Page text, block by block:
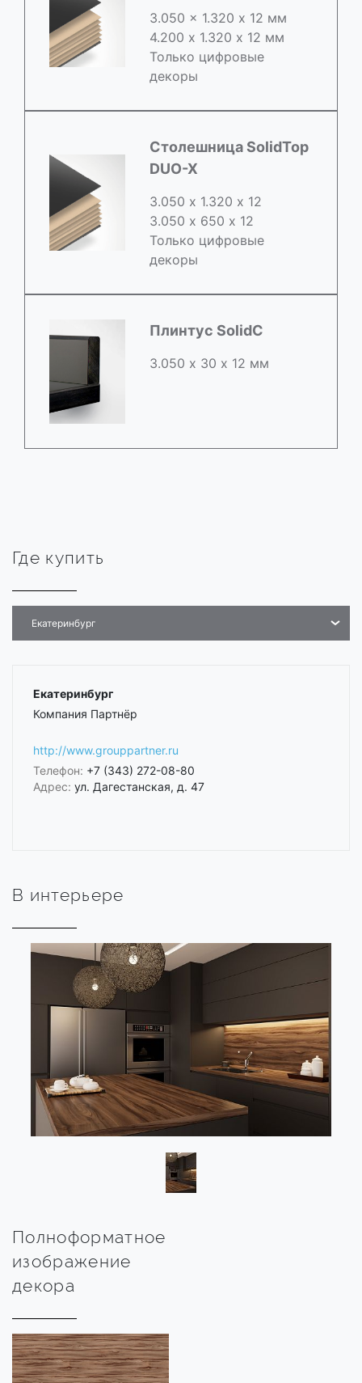
3.050 x 1.320 х 12 мм
4.200 x 1.320 х 12 мм
Только цифровые
декоры
Столешница SolidTop
DUO-X
3.050 х 1.320 х 12
3.050 x 650 х 12
Только цифровые
декоры
Плинтус SolidC
3.050 х 30 х 12 мм
Где купить
Екатеринбург
Екатеринбург
Компания Партнёр
http://www.grouppartner.ru
Телефон: +7 (343) 272-08-80
Адрес: ул. Дагестанская, д. 47
В интерьере
Полноформатное
изображение
декора